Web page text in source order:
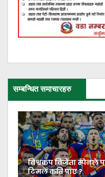
सम्बन्धित समाचारहरु
विश्वकप विजेता स्पेनले
टिमले कति पाए ?